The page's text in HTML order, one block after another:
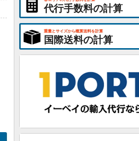
代行手数料の計算
重量とサイズから概算送料を計算
国際送料の計算